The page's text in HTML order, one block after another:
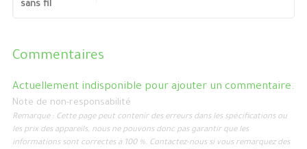
sans fil
Commentaires
Actuellement indisponible pour ajouter un commentaire.
Note de non-responsabilité
Remarque : Cette page peut contenir des erreurs dans les spécifications ou
les prix des appareils, nous ne pouvons donc pas garantir que les
informations sont correctes à 100 %. Contactez-nous si vous remarquez des